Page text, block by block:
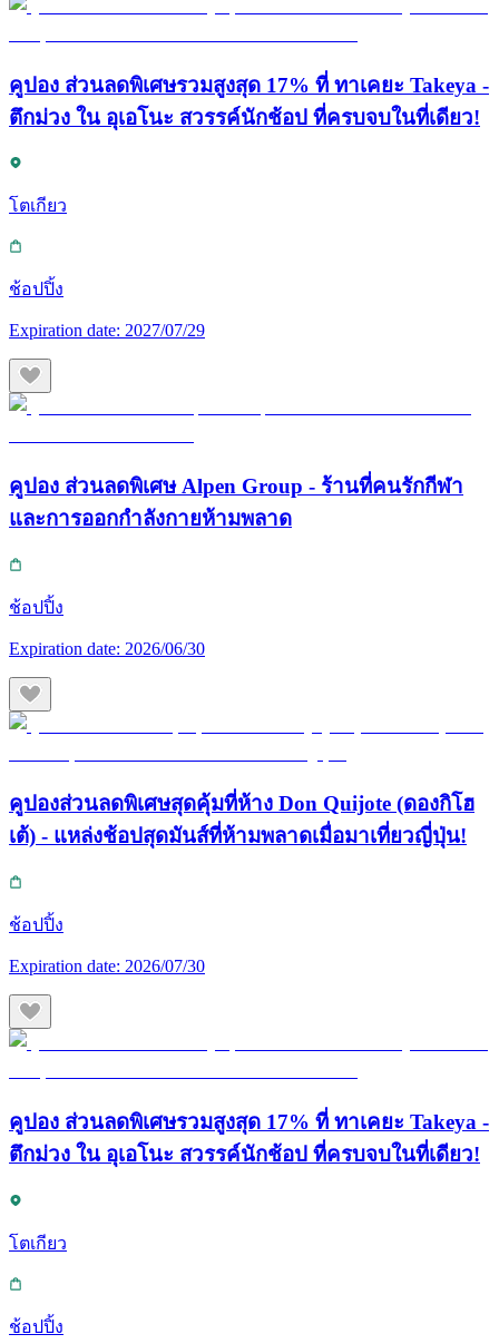
คูปอง ส่วนลดพิเศษรวมสูงสุด 17% ที่ ทาเคยะ Takeya -
ตึกม่วง ใน อุเอโนะ สวรรค์นักช้อป ที่ครบจบในที่เดียว!
โตเกียว
ช้อปปิ้ง
Expiration date: 2027/07/29
คูปอง ส่วนลดพิเศษ Alpen Group - ร้านที่คนรักกีฬา
และการออกกำลังกายห้ามพลาด
ช้อปปิ้ง
Expiration date: 2026/06/30
คูปองส่วนลดพิเศษสุดคุ้มที่ห้าง Don Quijote (ดองกิโฮ
เต้) - แหล่งช้อปสุดมันส์ที่ห้ามพลาดเมื่อมาเที่ยวญี่ปุ่น!
ช้อปปิ้ง
Expiration date: 2026/07/30
คูปอง ส่วนลดพิเศษรวมสูงสุด 17% ที่ ทาเคยะ Takeya -
ตึกม่วง ใน อุเอโนะ สวรรค์นักช้อป ที่ครบจบในที่เดียว!
โตเกียว
ช้อปปิ้ง